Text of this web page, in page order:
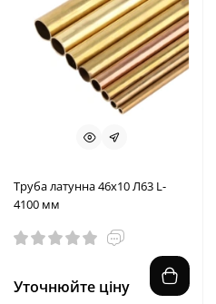
Труба латунна 46x10 Л63 L-
4100 мм
Уточнюйте ціну